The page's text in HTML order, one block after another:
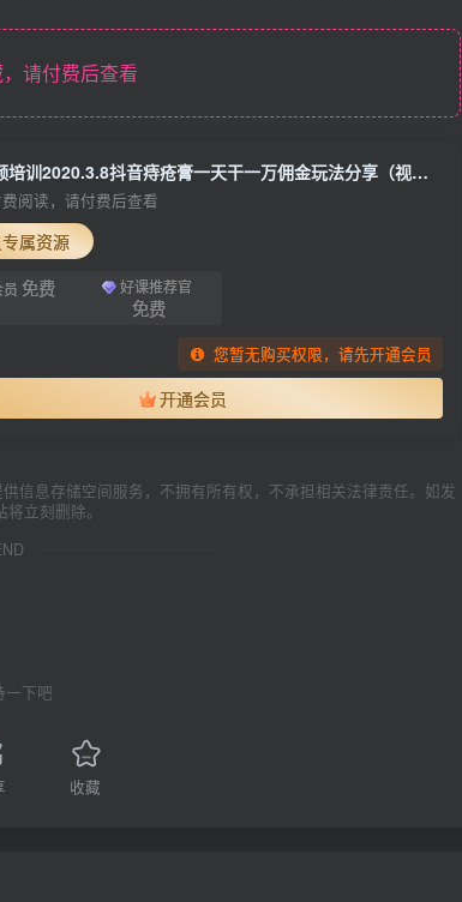
请付费后查看
新知短视频培训2020.3.8抖音痔疮膏一天干一万佣金玩法分享（视频+文档）
阅读，请付费后查看
属资源
免费 好课推荐官
免费
您暂无购买权限，请先开通会员
开通会员
信息存储空间服务，不拥有所有权，不承担相关法律责任。如发
立刻删除。
一下吧
收藏